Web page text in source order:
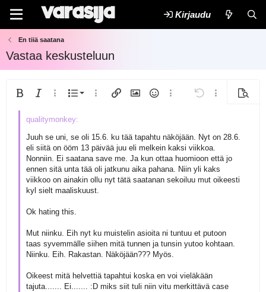
Kirjaudu
En tiiä saatana
Vastaa keskusteluun
LihavoituKursivoitu
Lisää vaihtoehtoja...
Lista
Järjestetty lista
Sisennys
Ulonna
Lisää vaihtoehtoja...
Lisää linkki
Lisää kuva
HymiötLisää vaihtoehtoja...
KumoaLisää
Fontin koko
9
10
12
15
18
22
Tekstin väri
Kirjasintyyli
Book Antiqua
Courier New
Georgia
Tahoma
Verdana
Yliviivattu
OjennusTasaa vasemmalle
Keskitä
Tasaa oikealle
Justify text
Kappalemuoto
Normal
Heading 1
Heading 2
Heading 3
Lisää GIF
LainausLisää video/media
Lisää taulukko
Uudelleen
Vaihda BB-koodiin tai pois
Poista muotoilu
Luonnokset
Poista luonnos
Juuh se uni, se oli 15.6. ku tää tapahtu näköjään. Nyt on 28.6.
eli siitä on ööm 13 päivää juu eli melkein kaksi viikkoa.
Nonniin. Ei saatana save me. Ja kun ottaa huomioon että jo
ennen sitä unta tää oli jatkunu aika pahana. Niin yli kaks
viikkoo on ainakin ollu nyt tätä saatanan sekoiluu mut oikeesti
kyl sielt maaliskuust.
Ok hating this.
Mut niinku. Eih nyt ku muistelin asioita ni tuntuu et putoon
taas syvemmälle siihen mitä tunnen ja tunsin yutoo kohtaan.
Niinku. Eih. Rakastan. Näköjään??? Myös.
Oikeest mitä helvettiä tapahtui koska en voi vieläkään
tajuta....... Ei....... :D miks siit tuli niin vitu merkittävä case